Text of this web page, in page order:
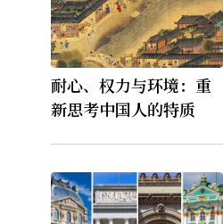
耐心、权力与环境：重
新思考中国人的特质